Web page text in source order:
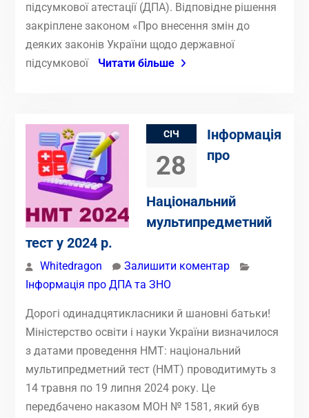
підсумкової атестації (ДПА). Відповідне рішення
закріплене законом «Про внесення змін до
деяких законів України щодо державної
підсумкової
Читати більше
СІЧ
28
Інформація
про
Національний
мультипредметний
тест у 2024 р.
Whitedragon
Залишити коментар
Інформація про ДПА та ЗНО
Дорогі одинадцятикласники й шановні батьки!
Міністерство освіти і науки України визначилося
з датами проведення НМТ: національний
мультипредметний тест (НМТ) проводитимуть з
14 травня по 19 липня 2024 року. Це
передбачено наказом МОН № 1581, який був